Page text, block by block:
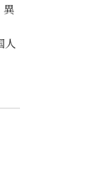
異
人